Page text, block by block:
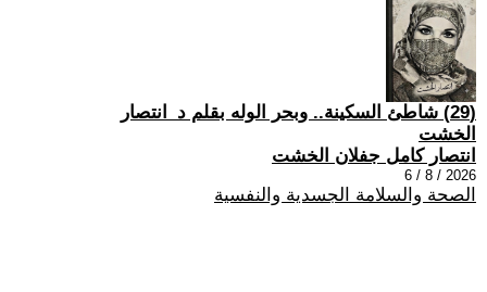
(29) شاطئ السكينة.. وبحر الوله بقلم د_انتصار
الخشت
انتصار كامل جفلان الخشت
2026 / 8 / 6
الصحة والسلامة الجسدية والنفسية